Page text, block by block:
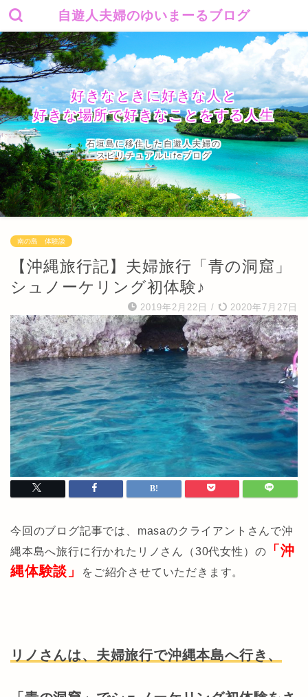
自遊人夫婦のゆいまーるブログ
好きなときに好きな人と
好きな場所で好きなことをする人生
石垣島に移住した自遊人夫婦の
スピリチュアルLifeブログ
南の島 体験談
【沖縄旅行記】夫婦旅行「青の洞窟」
シュノーケリング初体験♪
2019年2月22日 / 2020年7月27日
今回のブログ記事では、masaのクライアントさんで沖
縄本島へ旅行に行かれたリノさん（30代女性）の
「沖
縄体験談」
をご紹介させていただきます。
リノさんは、夫婦旅行で沖縄本島へ行き、